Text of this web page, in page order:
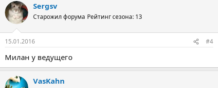
Sergsv
Старожил форума Рейтинг сезона: 13
15.01.2016 #4
Милан у ведущего
VasKahn